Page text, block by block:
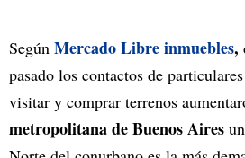
Según Mercado Libre inmuebles,
pasado los contactos de
visitar y comprar terrenos
metropolitana de Buenos Aires un